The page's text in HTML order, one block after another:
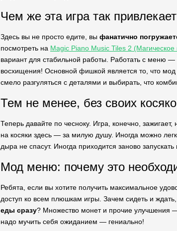
Чем же эта игра так
Здесь вы не просто едите, вы фанатично
посмотреть на Magic Piano Music Tiles 2
вариант для стабильной работы. Работать с меню —
восхищения! Основной фишкой является то, что
смело разгуляться с деталями и выбирать, что
Тем не менее, без своих
Теперь давайте по чесноку. Игра, конечно,
на косяки здесь — за милую душу. Иногда можно
дыра не спасут. Иногда приходится заново
Мод меню: почему это
Ребята, если вы хотите получить максимальное
доступ ко всем плюшкам игры. Зачем сидеть и
еды сразу? Множество монет и прочие улучшения
надо мучить себя ожиданием — гениально!